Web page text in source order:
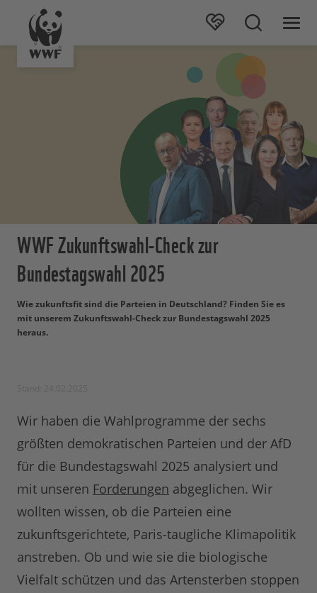
WWF Zukunftswahl-Check zur
Bundestagswahl 2025
Wie zukunftsfit sind die Parteien in Deutschland? Finden Sie es
mit unserem Zukunftswahl-Check zur Bundestagswahl 2025
heraus.
Wir haben die Wahlprogramme der sechs
größten demokratischen Parteien und der AfD
für die Bundestagswahl 2025 analysiert und
mit unseren Forderungen abgeglichen. Wir
wollten wissen, ob die Parteien eine
zukunftsgerichtete, Paris-taugliche Klimapolitik
anstreben. Ob und wie sie die biologische
Vielfalt schützen und das Artensterben stoppen